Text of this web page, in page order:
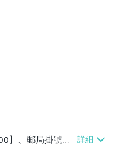
】、郵局掛號